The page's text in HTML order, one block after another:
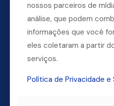
Dúvidas? Ligue
nossos parceiros de
análise, que podem
informações que você
eles coletaram a partir
serviços.
Política de Privacidade e